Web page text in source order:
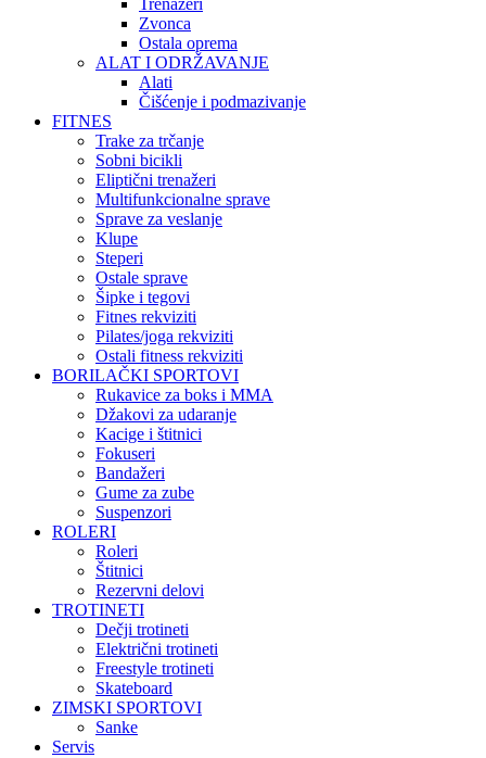
Trenažeri
Zvonca
Ostala oprema
ALAT I ODRŽAVANJE
Alati
Čišćenje i podmazivanje
FITNES
Trake za trčanje
Sobni bicikli
Eliptični trenažeri
Multifunkcionalne sprave
Sprave za veslanje
Klupe
Steperi
Ostale sprave
Šipke i tegovi
Fitnes rekviziti
Pilates/joga rekviziti
Ostali fitness rekviziti
BORILAČKI SPORTOVI
Rukavice za boks i MMA
Džakovi za udaranje
Kacige i štitnici
Fokuseri
Bandažeri
Gume za zube
Suspenzori
ROLERI
Roleri
Štitnici
Rezervni delovi
TROTINETI
Dečji trotineti
Električni trotineti
Freestyle trotineti
Skateboard
ZIMSKI SPORTOVI
Sanke
Servis